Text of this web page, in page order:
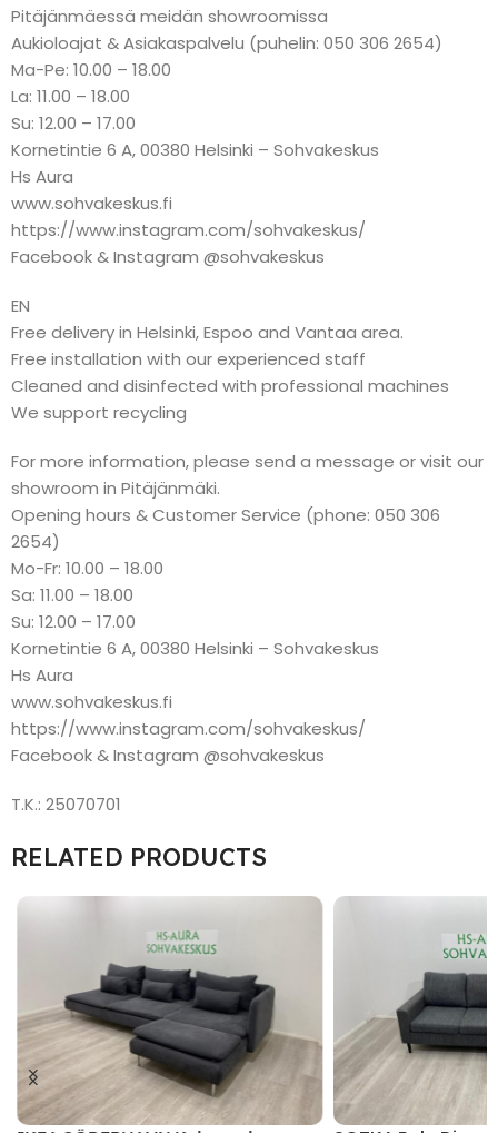
Pitäjänmäessä meidän showroomissa
Aukioloajat & Asiakaspalvelu (puhelin: 050 306 2654)
Ma-Pe: 10.00 – 18.00
La: 11.00 – 18.00
Su: 12.00 – 17.00
Kornetintie 6 A, 00380 Helsinki – Sohvakeskus
Hs Aura
www.sohvakeskus.fi
https://www.instagram.com/sohvakeskus/
Facebook & Instagram @sohvakeskus
EN
Free delivery in Helsinki, Espoo and Vantaa area.
Free installation with our experienced staff
Cleaned and disinfected with professional machines
We support recycling
For more information, please send a message or visit our
showroom in Pitäjänmäki.
Opening hours & Customer Service (phone: 050 306
2654)
Mo-Fr: 10.00 – 18.00
Sa: 11.00 – 18.00
Su: 12.00 – 17.00
Kornetintie 6 A, 00380 Helsinki – Sohvakeskus
Hs Aura
www.sohvakeskus.fi
https://www.instagram.com/sohvakeskus/
Facebook & Instagram @sohvakeskus
T.K.: 25070701
RELATED PRODUCTS